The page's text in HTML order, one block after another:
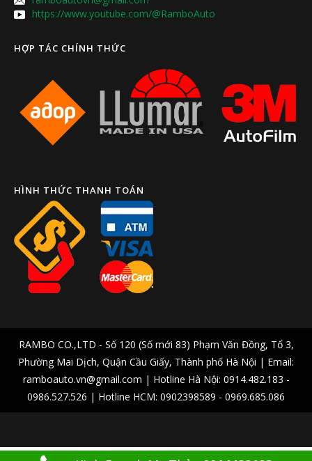
https://www.youtube.com/@RamboAuto
HỢP TÁC CHÍNH THỨC
HÌNH THỨC THANH TOÁN
RAMBO CO.,LTD - Số 120 (Số mới 83) Phạm Văn Đồng, Tổ 3,
Phường Mai Dịch, Quận Cầu Giấy, Thành phố Hà Nội | Email:
ramboauto.vn@gmail.com | Hotline Hà Nội: 0914.482.183 -
0986.527.526 | Hotline HCM: 0902398589 - 0969.685.086